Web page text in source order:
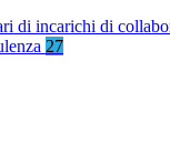
di incarichi di
27